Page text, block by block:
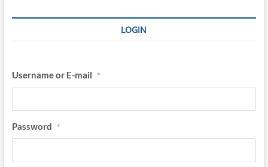
LOGIN
Username or E-mail *
Password *